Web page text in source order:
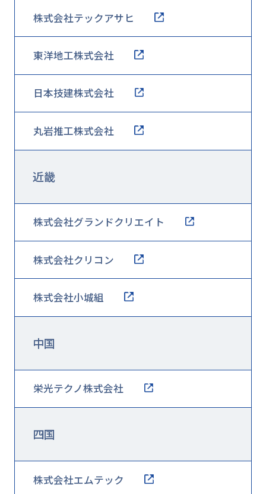
株式会社テックアサヒ
東洋地工株式会社
日本技建株式会社
丸岩推工株式会社
近畿
株式会社グランドクリエイト
株式会社クリコン
株式会社小城組
中国
栄光テクノ株式会社
四国
株式会社エムテック